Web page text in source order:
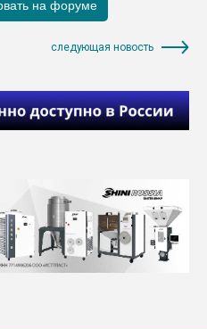
следующая новость